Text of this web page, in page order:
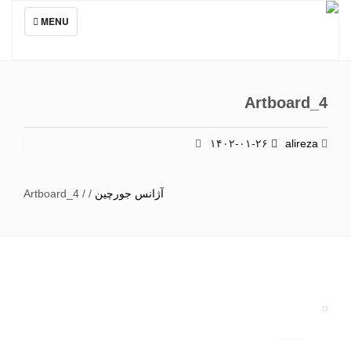
TOGGLE
NAVIGATION
MENU
Artboard_4
alireza
آژانس جورچین/
/
Artboard_4